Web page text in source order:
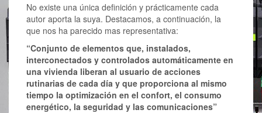
No existe una única definición y prácticamente cada
autor aporta la suya. Destacamos, a continuación, la
que nos ha parecido mas representativa:
“Conjunto de elementos que, instalados,
interconectados y controlados automáticamente en
una vivienda liberan al usuario de acciones
rutinarias de cada día y que proporciona al mismo
tiempo la optimización en el confort, el consumo
energético, la seguridad y las comunicaciones”